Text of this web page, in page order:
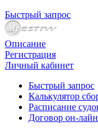
Быстрый запрос
Описание
Регистрация
Личный кабинет
Быстрый запрос
Калькулятор
Расписание
Договор он-лайн